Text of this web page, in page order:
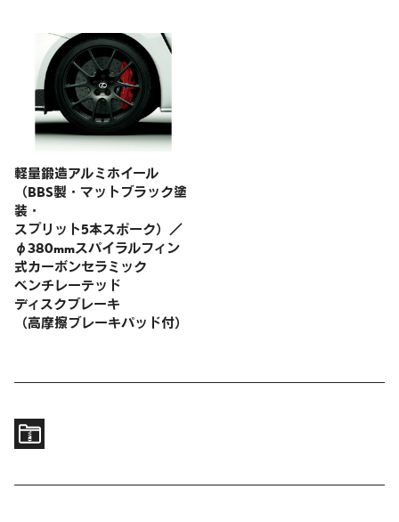
軽量鍛造アルミホイール
（BBS製・マットブラック塗
装・
スプリット5本スポーク）／
φ380mmスパイラルフィン
式カーボンセラミック
ベンチレーテッド
ディスクブレーキ
（高摩擦ブレーキパッド付）